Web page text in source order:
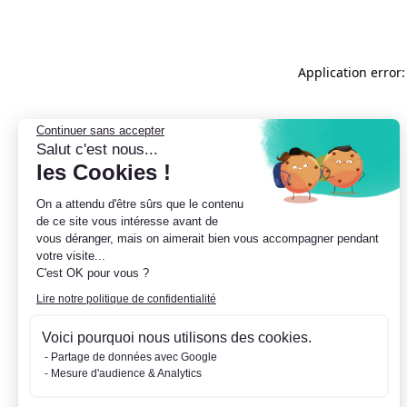
Continuer sans accepter
Salut c'est nous...
les Cookies !
On a attendu d'être sûrs que le contenu
de ce site vous intéresse avant de
vous déranger, mais on aimerait bien vous accompagner pendant
votre visite...
C'est OK pour vous ?
Lire notre politique de confidentialité
Voici pourquoi nous utilisons des cookies.
Partage de données avec Google
Mesure d'audience & Analytics
Application